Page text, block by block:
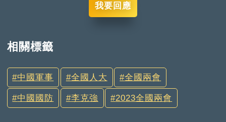
我要回應
相關標籤
中國軍事 全國人大 全國兩會
中國國防 李克強 2023全國兩會